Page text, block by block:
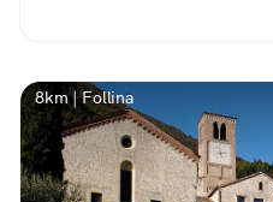
8km | Follina